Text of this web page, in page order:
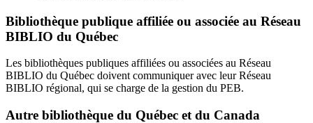
Bibliothèque publique affiliée ou associée au Réseau
BIBLIO du Québec
Les bibliothèques publiques affiliées ou associées au Réseau
BIBLIO du Québec doivent communiquer avec leur Réseau
BIBLIO régional, qui se charge de la gestion du PEB.
Autre bibliothèque du Québec et du Canada